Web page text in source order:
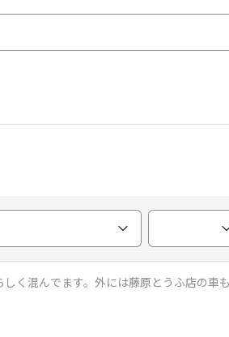
く混んでます。外には藤原とうふ店の車も